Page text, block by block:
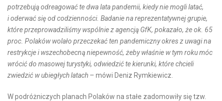
potrzebują odreagować te dwa lata pandemii, kiedy nie mogli latać,
i oderwać się od codzienności. Badanie na reprezentatywnej grupie,
które przeprowadziliśmy wspólnie z agencją GfK, pokazało, że ok. 65
proc. Polaków wolało przeczekać ten pandemiczny okres z uwagi na
restrykcje i wszechobecną niepewność, żeby właśnie w tym roku móc
wrócić do masowej turystyki, odwiedzić te kierunki, które chcieli
zwiedzić w ubiegłych latach – mówi Deniz Rymkiewicz.
W podróżniczych planach Polaków na stałe zadomowiły się tzw.